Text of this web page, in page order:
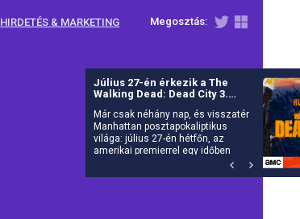
Megosztás:
HIRDETÉS & MARKETING
Július 27-én érkezik a The
Walking Dead: Dead City 3.
Már csak néhány nap, és visszatér
Manhattan posztapokaliptikus
világa: július 27-én hétfőn, az
amerikai premierrel egy időben
debütál itthon is az AMC-n a The